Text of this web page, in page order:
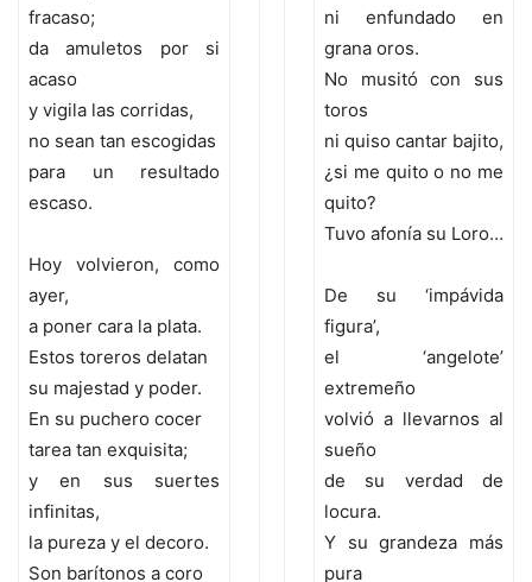
fracaso;
da amuletos por si
acaso
y vigila las corridas,
no sean tan escogidas
para un resultado
escaso.
Hoy volvieron, como
ayer,
a poner cara la plata.
Estos toreros delatan
su majestad y poder.
En su puchero cocer
tarea tan exquisita;
y en sus suertes
infinitas,
la pureza y el decoro.
Son barítonos a coro
ni enfundado en
grana oros.
No musitó con sus
toros
ni quiso cantar bajito,
¿si me quito o no me
quito?
Tuvo afonía su Loro…
De su ‘impávida
figura’,
el ‘angelote’
extremeño
volvió a llevarnos al
sueño
de su verdad de
locura.
Y su grandeza más
pura